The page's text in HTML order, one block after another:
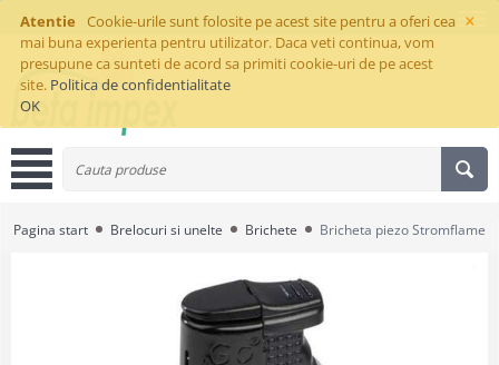
×
Atentie
Cookie-urile sunt folosite pe acest site pentru a oferi cea
mai buna experienta pentru utilizator. Daca veti continua, vom
presupune ca sunteti de acord sa primiti cookie-uri de pe acest
site. Politica de confidentialitate
OK
Pagina start Brelocuri si unelte Brichete Bricheta piezo Stromflame